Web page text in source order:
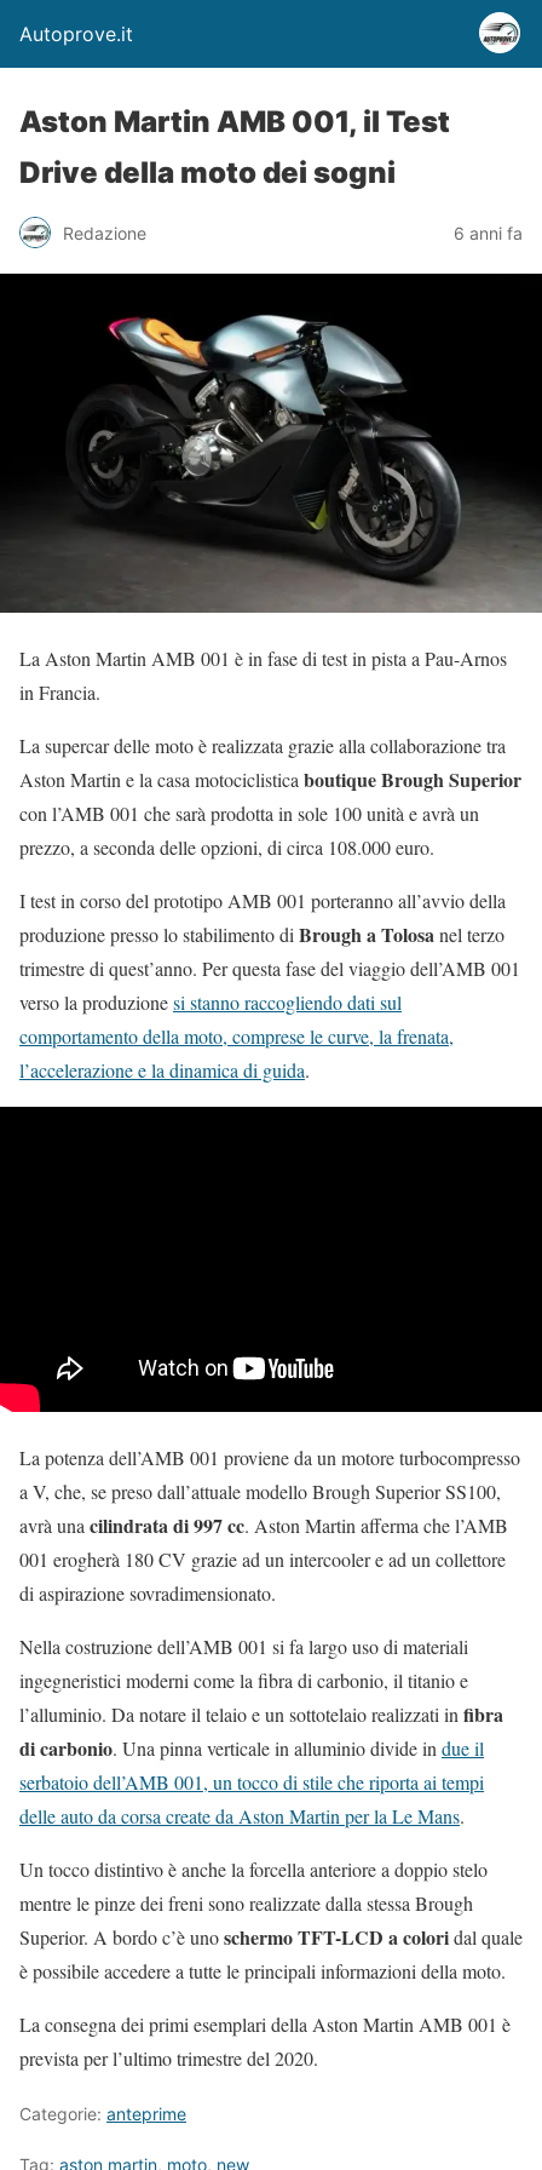
Autoprove.it
Aston Martin AMB 001, il Test
Drive della moto dei sogni
Redazione 6 anni fa
La Aston Martin AMB 001 è in fase di test in pista a Pau-Arnos
in Francia.
La supercar delle moto è realizzata grazie alla collaborazione tra
Aston Martin e la casa motociclistica boutique Brough Superior
con l’AMB 001 che sarà prodotta in sole 100 unità e avrà un
prezzo, a seconda delle opzioni, di circa 108.000 euro.
I test in corso del prototipo AMB 001 porteranno all’avvio della
produzione presso lo stabilimento di Brough a Tolosanel terzo
trimestre di quest’anno. Per questa fase del viaggio dell’AMB 001
verso la produzionesi stanno raccogliendo dati sul
comportamento della moto, comprese le curve, la frenata,
l’accelerazione e la dinamica di guida.
La potenza dell’AMB 001 proviene da un motore turbocompresso
a V, che, se preso dall’attuale modello Brough Superior SS100,
avrà una cilindrata di 997 cc. Aston Martin afferma che l’AMB
001 erogherà 180 CV grazie ad un intercooler e ad un collettore
di aspirazione sovradimensionato.
Nella costruzione dell’AMB 001 si fa largo uso di materiali
ingegneristici moderni come la fibra di carbonio, il titanio e
l’alluminio. Da notare il telaio e un sottotelaio realizzati in fibra
di carbonio. Una pinna verticale in alluminio divide in due il
serbatoio dell’AMB 001, un tocco di stile che riporta ai tempi
delle auto da corsa create da Aston Martin per la Le Mans.
Un tocco distintivo è anche la forcella anteriore a doppio stelo
mentre le pinze dei freni sono realizzate dalla stessa Brough
Superior. A bordo c’è unoschermo TFT-LCD a coloridal quale
è possibile accedere a tutte le principali informazioni della moto.
La consegna dei primi esemplari della Aston Martin AMB 001 è
prevista per l’ultimo trimestre del 2020.
Categorie: anteprime
Tag: aston martin, moto, new